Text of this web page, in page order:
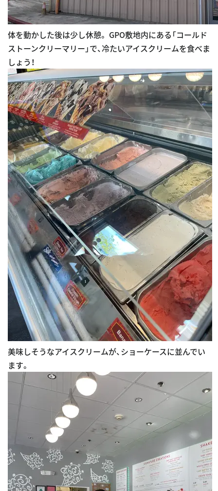
体を動かした後は少し休憩。 GPO敷地内にある「コールド
ストーンクリーマリー」で、冷たいアイスクリームを食べま
しょう！
美味しそうなアイスクリームが、ショーケースに並んでい
ます。